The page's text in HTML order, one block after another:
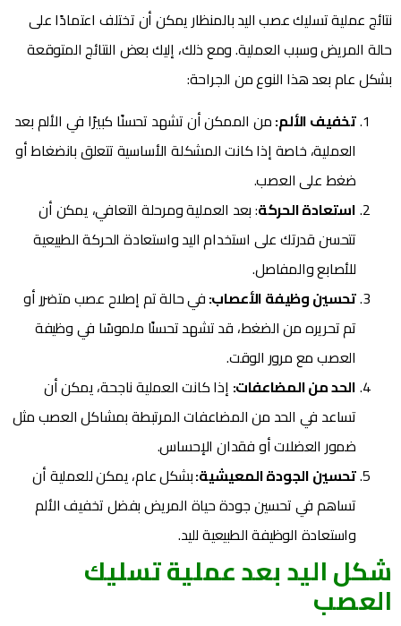
نتائج عملية تسليك عصب اليد بالمنظار يمكن أن تختلف اعتمادًا على
حالة المريض وسبب العملية. ومع ذلك، إليك بعض النتائج المتوقعة
بشكل عام بعد هذا النوع من الجراحة:
تخفيف الألم:من الممكن أن تشهد تحسنًا كبيرًا في الألم بعد
العملية، خاصة إذا كانت المشكلة الأساسية تتعلق بانضغاط أو
ضغط على العصب.
استعادة الحركة: بعد العملية ومرحلة التعافي، يمكن أن
تتحسن قدرتك على استخدام اليد واستعادة الحركة الطبيعية
للأصابع والمفاصل.
تحسين وظيفة الأعصاب:في حالة تم إصلاح عصب متضرر أو
تم تحريره من الضغط، قد تشهد تحسنًا ملموسًا في وظيفة
العصب مع مرور الوقت.
الحد من المضاعفات:إذا كانت العملية ناجحة، يمكن أن
تساعد في الحد من المضاعفات المرتبطة بمشاكل العصب مثل
ضمور العضلات أو فقدان الإحساس.
تحسين الجودة المعيشية:بشكل عام، يمكن للعملية أن
تساهم في تحسين جودة حياة المريض بفضل تخفيف الألم
واستعادة الوظيفة الطبيعية لليد.
شكل اليد بعد عملية تسليك
العصب